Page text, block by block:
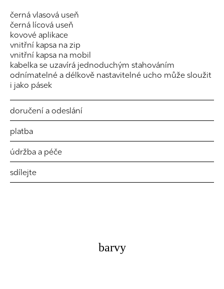
černá vlasová useň
černá lícová useň
kovové aplikace
vnitřní kapsa na zip
vnitřní kapsa na mobil
kabelka se uzavírá jednoduchým stahováním
odnímatelné a délkově nastavitelné ucho může sloužit
i jako pásek
doručení a odeslání
platba
údržba a péče
sdílejte
barvy